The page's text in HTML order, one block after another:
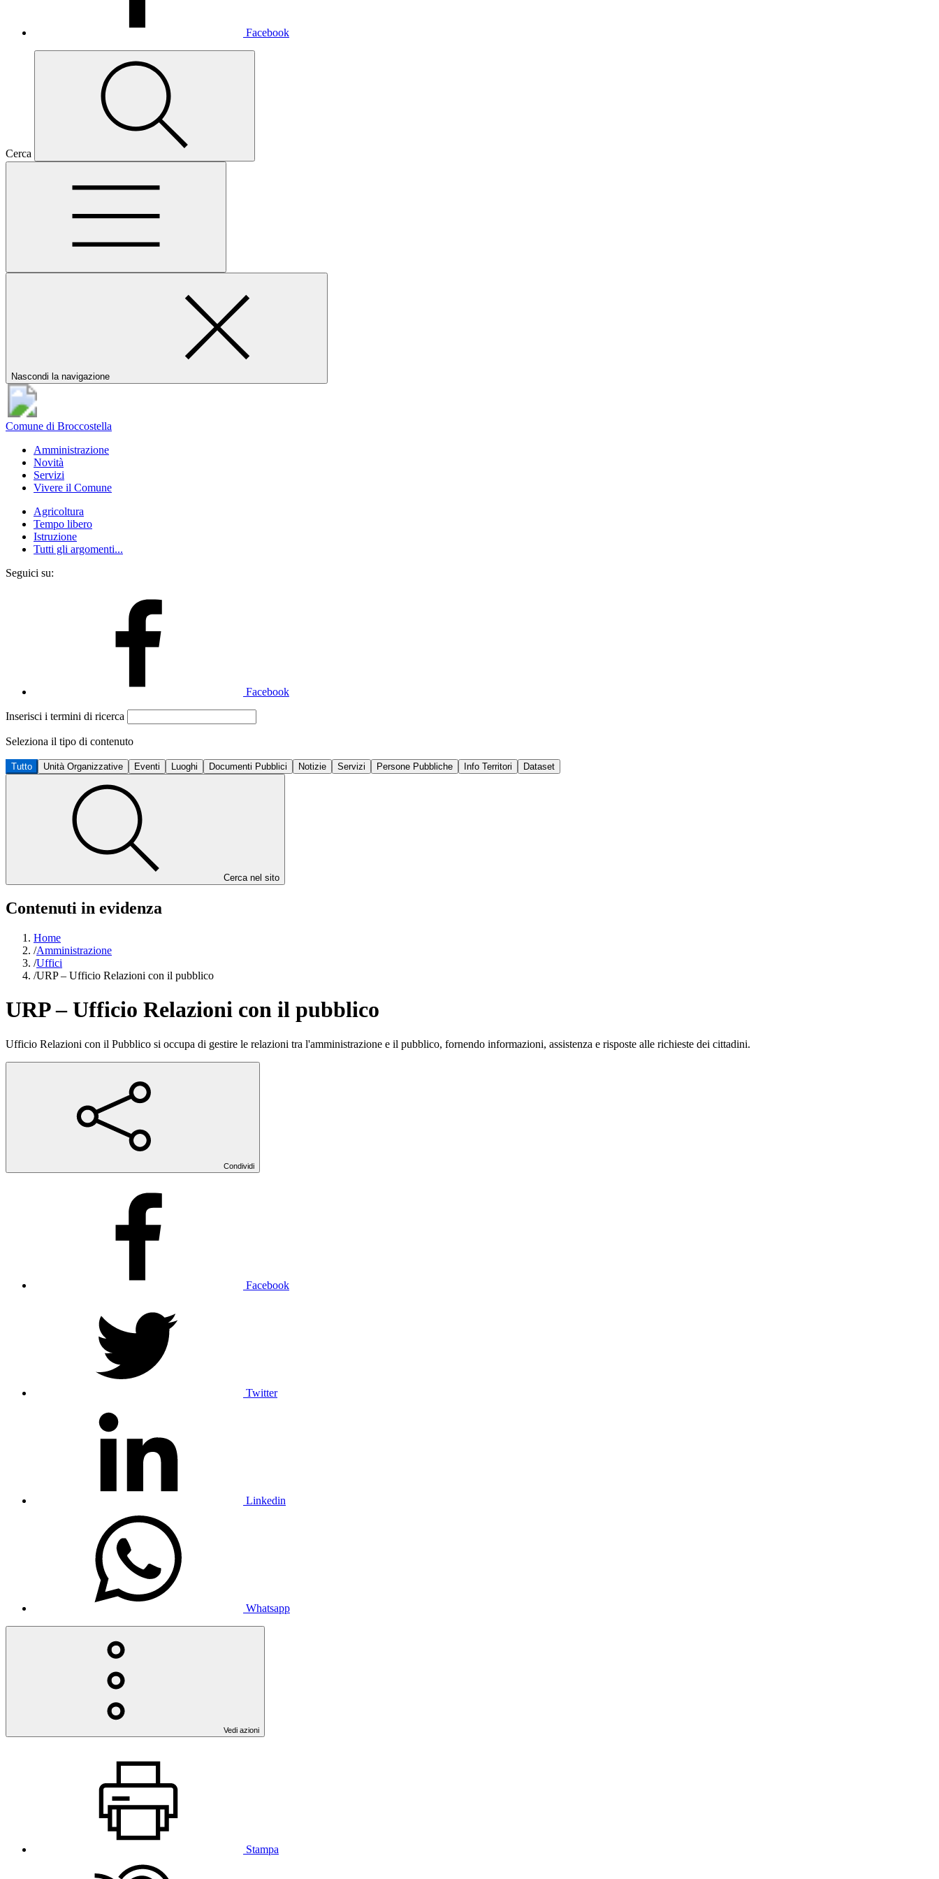
Facebook
Cerca
Nascondi la navigazione
Comune di Broccostella
Amministrazione
Novità
Servizi
Vivere il Comune
Agricoltura
Tempo libero
Istruzione
Tutti gli argomenti...
Seguici su:
Facebook
Inserisci i termini di ricerca
Seleziona il tipo di contenuto
Tutto Unità Organizzative Eventi Luoghi Documenti Pubblici Notizie Servizi Persone Pubbliche Info Territori Dataset
Cerca nel sito
Contenuti in evidenza
Home
/Amministrazione
/Uffici
/URP – Ufficio Relazioni con il pubblico
URP – Ufficio Relazioni con il pubblico
Ufficio Relazioni con il Pubblico si occupa di gestire le relazioni tra l'amministrazione e il pubblico, fornendo informazioni, assistenza e risposte alle richieste dei cittadini.
Condividi
Facebook
Twitter
Linkedin
Whatsapp
Vedi azioni
Stampa